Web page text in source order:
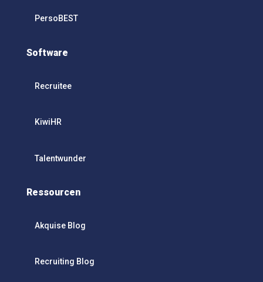
PersoBEST
Software
Recruitee
KiwiHR
Talentwunder
Ressourcen
Akquise Blog
Recruiting Blog